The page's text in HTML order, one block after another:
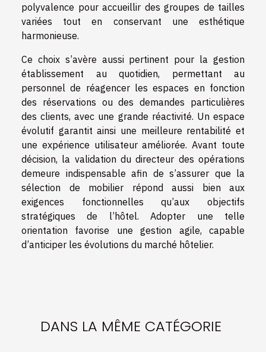
polyvalence pour accueillir des groupes de tailles
variées tout en conservant une esthétique
harmonieuse.
Ce choix s’avère aussi pertinent pour la gestion
établissement au quotidien, permettant au
personnel de réagencer les espaces en fonction
des réservations ou des demandes particulières
des clients, avec une grande réactivité. Un espace
évolutif garantit ainsi une meilleure rentabilité et
une expérience utilisateur améliorée. Avant toute
décision, la validation du directeur des opérations
demeure indispensable afin de s’assurer que la
sélection de mobilier répond aussi bien aux
exigences fonctionnelles qu’aux objectifs
stratégiques de l’hôtel. Adopter une telle
orientation favorise une gestion agile, capable
d’anticiper les évolutions du marché hôtelier.
DANS LA MÊME CATÉGORIE